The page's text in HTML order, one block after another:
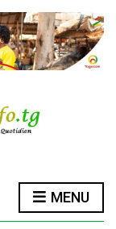
MENU